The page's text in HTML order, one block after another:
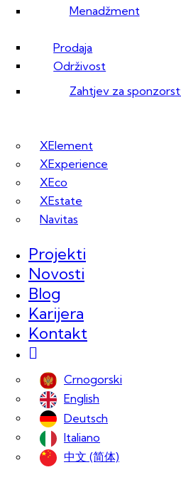
Menadžment
Prodaja
Održivost
Zahtjev za
XElement
XExperience
XEco
XEstate
Navitas
Projekti
Novosti
Blog
Karijera
Kontakt
Crnogorski
English
Deutsch
Italiano
中文 (简体)